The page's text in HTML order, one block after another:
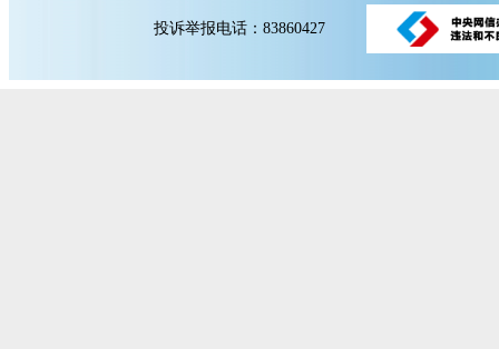
投诉举报电话：83860427